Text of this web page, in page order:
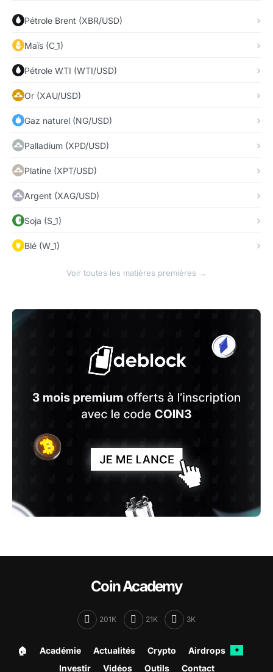
Pétrole Brent (XBR/USD)
Maïs (C_1)
Pétrole WTI (WTI/USD)
Or (XAU/USD)
Gaz naturel (NG/USD)
Palladium (XPD/USD)
Platine (XPT/USD)
Argent (XAG/USD)
Soja (S_1)
Blé (W_1)
Voir toutes les matières premières →
Coin Academy
201K 21K 3K
🏠︎ Académie Actualités Crypto Airdrops ✦
Investir Vidéos Outils Contact